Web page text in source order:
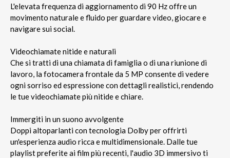
L'elevata frequenza di aggiornamento di 90 Hz offre un
movimento naturale e fluido per guardare video, giocare e
navigare sui social.
Videochiamate nitide e naturali
Che si tratti di una chiamata di famiglia o di una riunione di
lavoro, la fotocamera frontale da 5 MP consente di vedere
ogni sorriso ed espressione con dettagli realistici, rendendo
le tue videochiamate più nitide e chiare.
Immergiti in un suono avvolgente
Doppi altoparlanti con tecnologia Dolby per offrirti
un'esperienza audio ricca e multidimensionale. Dalle tue
playlist preferite ai film più recenti, l'audio 3D immersivo ti